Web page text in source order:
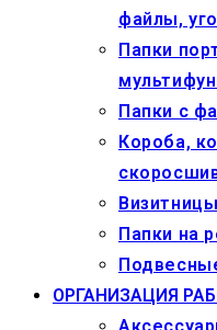
файлы,
Папки
Папки с
Короба,
Визитницы
Папки на
ОРГАНИЗАЦИЯ